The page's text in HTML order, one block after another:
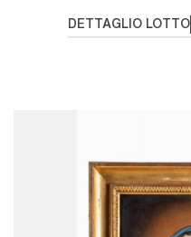
DETTAGLIO LOTTO